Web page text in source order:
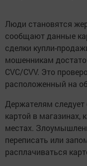
Люди становятся
сообщают данные
сделки купли-
мошенникам
CVC/CVV. Это
расположенный на
Держателям
картой в магазинах,
местах.
переписать или
расплачиваться